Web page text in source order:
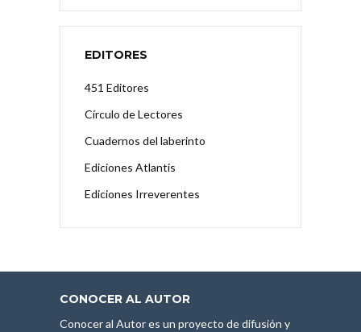
EDITORES
451 Editores
Círculo de Lectores
Cuadernos del laberinto
Ediciones Atlantis
Ediciones Irreverentes
CONOCER AL AUTOR
Conocer al Autor es un proyecto de difusión y